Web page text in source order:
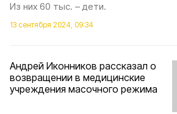
Из них 60 тыс. – дети.
13 сентября 2024, 09:34
Андрей Иконников рассказал о
возвращении в медицинские
учреждения масочного режима